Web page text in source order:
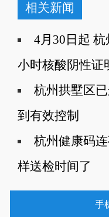
相关新闻
4月30日起
小时核酸阴性证
杭州拱墅区
到有效控制
杭州健康码
样送检时间了
手